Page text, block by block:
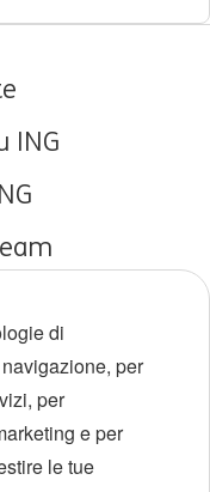
ING
di
per
per
e per
le tue